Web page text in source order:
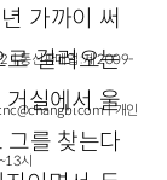
가까이 써
걸려오는
거실에서 울
그를 찾는다
ㅣ통신판매업 : 제 2009-
ㅣ개인
시